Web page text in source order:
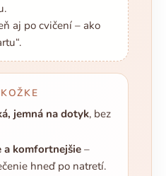
aj po cvičení – ako
jemná na dotyk, bez
a komfortnejšie–
hneď po natretí.